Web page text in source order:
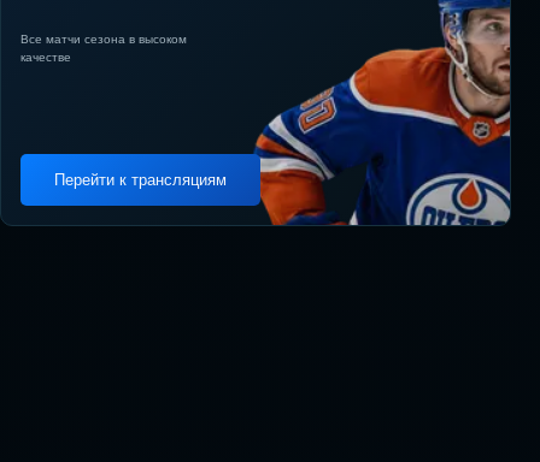
Все матчи сезона в высоком
качестве
Перейти к трансляциям